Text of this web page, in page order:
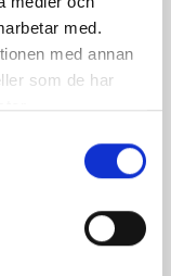
med.
med annan
som de har
2,7%